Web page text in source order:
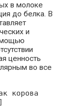
в молоке
до белка. В
и
ценность
во все
корова